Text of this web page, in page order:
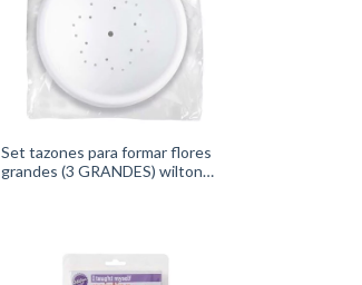
Set tazones para formar flores
grandes (3 GRANDES) wilton